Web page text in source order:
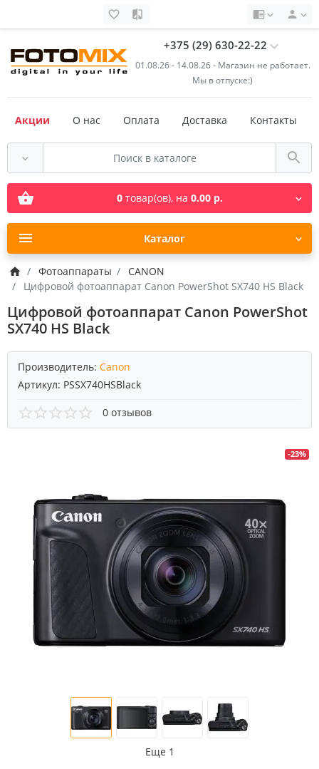
+375 (29) 630-22-22
01.08.26 - 14.08.26 - Магазин не работает.
Мы в отпуске:)
Акции О нас Оплата Доставка Контакты
0товар(ов), на 0.00 р.
Каталог
Фотоаппараты
CANON
Цифровой фотоаппарат Canon PowerShot SX740 HS Black
Цифровой фотоаппарат Canon PowerShot
SX740 HS Black
Производитель: Canon
Артикул: PSSX740HSBlack
0 отзывов
Еще 1
-23%